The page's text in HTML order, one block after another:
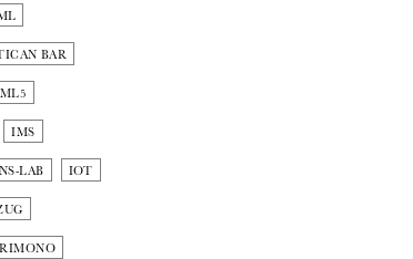
BAR
IMS
LAB IOT